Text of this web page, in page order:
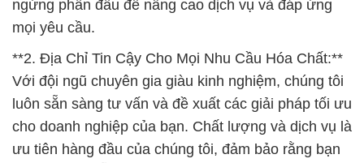
ngừng phấn đấu để nâng cao dịch vụ và đáp ứng
mọi yêu cầu.
**2. Địa Chỉ Tin Cậy Cho Mọi Nhu Cầu Hóa Chất:**
Với đội ngũ chuyên gia giàu kinh nghiệm, chúng tôi
luôn sẵn sàng tư vấn và đề xuất các giải pháp tối ưu
cho doanh nghiệp của bạn. Chất lượng và dịch vụ là
ưu tiên hàng đầu của chúng tôi, đảm bảo rằng bạn